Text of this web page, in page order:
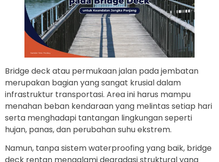
Bridge deck atau permukaan jalan pada jembatan
merupakan bagian yang sangat krusial dalam
infrastruktur transportasi. Area ini harus mampu
menahan beban kendaraan yang melintas setiap hari
serta menghadapi tantangan lingkungan seperti
hujan, panas, dan perubahan suhu ekstrem.
Namun, tanpa sistem waterproofing yang baik, bridge